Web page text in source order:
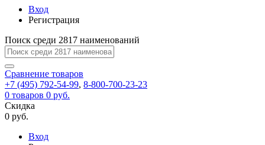
регистрации.
Ок
Запомнить
меня
Забыли
ссылку
на
указанный
электронный
адрес,
перейдя
по
которой
вы
новый
ссылка.
Перейдите
по
для
смены
пароля.
Сменить
Войти
Сообщение
пользовательского
соглашения
Вход
Регистрация
Поиск среди 2817 наименований
Сравнение товаров
+7 (495) 792-54-99, 8-800-700-23-23
0 товаров 0 руб.
Скидка
0 руб.
Вход